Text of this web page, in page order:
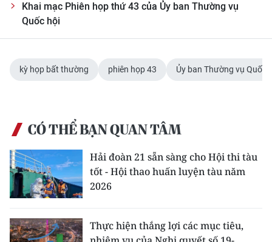
Khai mạc Phiên họp thứ 43 của Ủy ban Thường vụ
Quốc hội
kỳ họp bất thường phiên họp 43 Ủy ban Thường vụ Quốc
CÓ THỂ BẠN QUAN TÂM
Hải đoàn 21 sẵn sàng cho Hội thi tàu
tốt - Hội thao huấn luyện tàu năm
2026
Thực hiện thắng lợi các mục tiêu,